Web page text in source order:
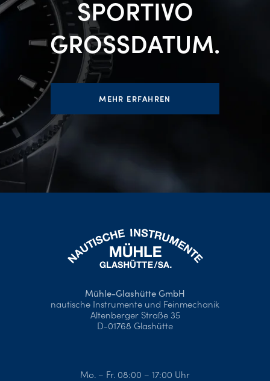
SPORTIVO
GROSSDATUM.
MEHR ERFAHREN
Mo. – Fr. 08:00 – 17:00 Uhr
Mühle-Glashütte GmbH
nautische Instrumente und Feinmechanik
Altenberger Straße 35
D-01768 Glashütte